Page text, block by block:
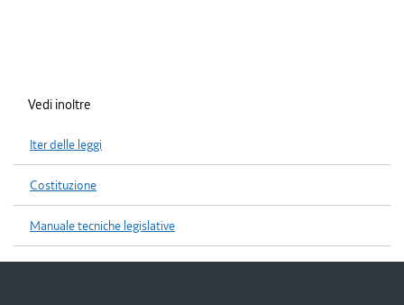
Vedi inoltre
Iter delle leggi
Costituzione
Manuale tecniche legislative